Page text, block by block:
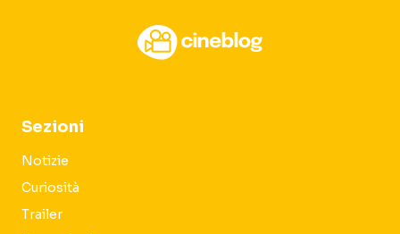
Sezioni
Notizie
Curiosità
Trailer